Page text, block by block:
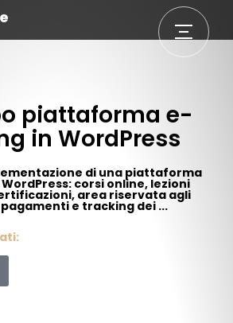
piattaforma e-
in WordPress
di una piattaforma
corsi online, lezioni
area riservata agli
e tracking dei ...